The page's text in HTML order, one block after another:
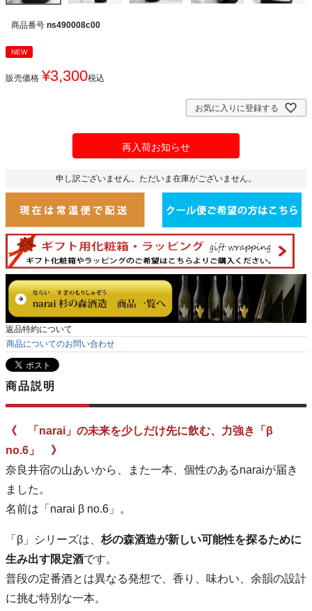
商品番号 ns490008c00
NEW
販売価格 ¥3,300税込
お気に入りに登録する
再入荷お知らせ
申し訳ございません。ただいま在庫がございません。
返品特約について
商品についてのお問い合わせ
商品説明
《 「narai」の未来を少しだけ先に飲む、力強き「β
no.6」 》
奈良井宿の山あいから、また一本、個性のあるnaraiが届き
ました。
名前は「narai β no.6」。
「β」シリーズは、 杉の森酒造が新しい可能性を探るために
生み出す限定酒です。
普段の定番酒とは異なる発想で、香り、味わい、余韻の設計
に挑む特別な一本。